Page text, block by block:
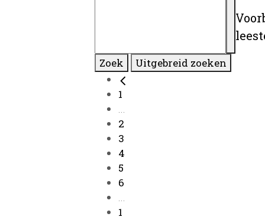
Zoek Uitgebreid zoeken
1
...
2
3
4
5
6
...
1